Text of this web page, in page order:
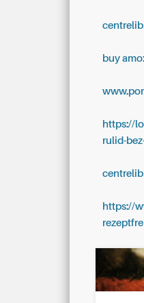
buy
https://
rulid-
https://